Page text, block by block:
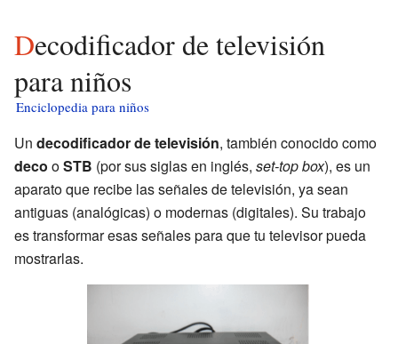
Decodificador de televisión
para niños
Enciclopedia para niños
Un decodificador de televisión, también conocido como
deco oSTB (por sus siglas en inglés, set-top box), es un
aparato que recibe las señales de televisión, ya sean
antiguas (analógicas) o modernas (digitales). Su trabajo
es transformar esas señales para que tu televisor pueda
mostrarlas.